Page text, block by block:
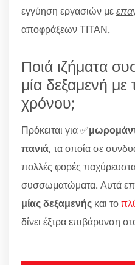
εγγύηση εργασιών με
αποφράξεων ΤΙΤΑΝ.
Ποιά ιζήματα
μία δεξαμενή
χρόνου;
Πρόκειται για ✅
πανιά, τα οποία σε
πολλές φορές
συσσωματώματα. Αυτά
μίας δεξαμενής και το
δίνει έξτρα επιβάρυνση